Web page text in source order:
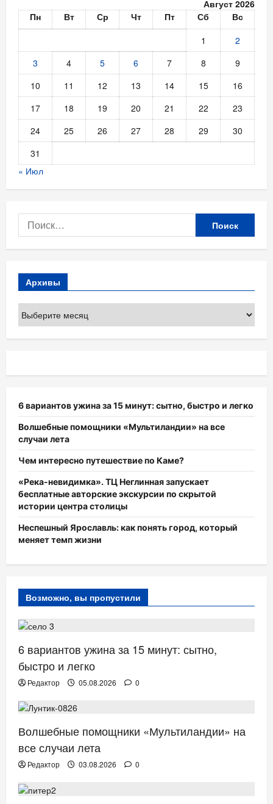
конкурса
Mamont
Август 2026
Пн
Вт Ср Чт Пт Сб
Вс
1
2
3
4 5 6 7 8
9
10
11 12 13 14 15
16
17
18 19 20 21 22
23
24
25 26 27 28 29
30
31
« Июл
Найти:
Архивы
6 вариантов ужина за 15 минут: сытно, быстро и легко
Волшебные помощники «Мультиландии» на все
случаи лета
Чем интересно путешествие по Каме?
«Река-невидимка». ТЦ Неглинная запускает
бесплатные авторские экскурсии по скрытой
истории центра столицы
Неспешный Ярославль: как понять город, который
меняет темп жизни
Возможно, вы пропустили
ЗДОРОВЬЕ
6 вариантов ужина за 15 минут: сытно,
быстро и легко
Редактор 05.08.2026
0
Волшебные помощники «Мультиландии» на
все случаи лета
Редактор 03.08.2026
0